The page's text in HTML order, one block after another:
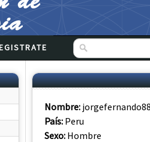
Nombre:
País: Peru
Sexo: Hombre